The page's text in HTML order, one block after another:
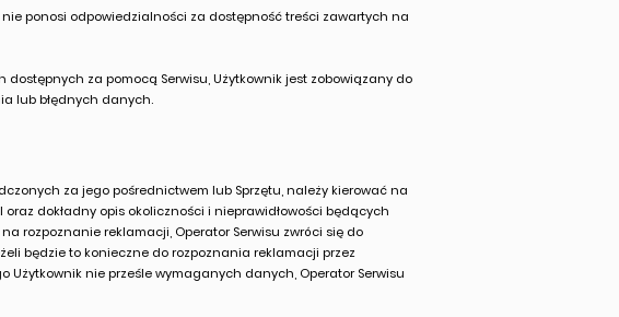
ponosi odpowiedzialności za dostępność treści zawartych na
dostępnych za pomocą Serwisu, Użytkownik jest zobowiązany do
lub błędnych danych.
za jego pośrednictwem lub Sprzętu, należy kierować na
dokładny opis okoliczności i nieprawidłowości będących
rozpoznanie reklamacji, Operator Serwisu zwróci się do
będzie to konieczne do rozpoznania reklamacji przez
nie prześle wymaganych danych, Operator Serwisu